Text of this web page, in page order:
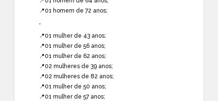
📍01 homem de 72 anos;
*
📍01 mulher de 43 anos;
📍01 mulher de 56 anos;
📍01 mulher de 62 anos;
📍02 mulheres de 39 anos;
📍02 mulheres de 82 anos;
📍01 mulher de 50 anos;
📍01 mulher de 57 anos;